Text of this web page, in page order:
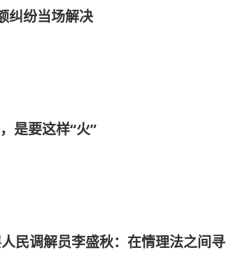
纠纷当场解决
是要这样“火”
民调解员李盛秋：在情理法之间寻